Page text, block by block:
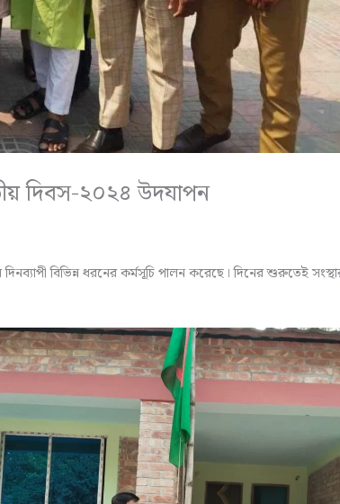
দিবস-২০২৪ উদযাপন
বিভিন্ন ধরনের কর্মসূচি পালন করেছে। দিনের শুরুতেই